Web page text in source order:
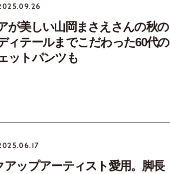
が美しい山岡まさえさんの秋の
ィテールまでこだわった60代の
ットパンツも
ップアーティスト愛用。脚長